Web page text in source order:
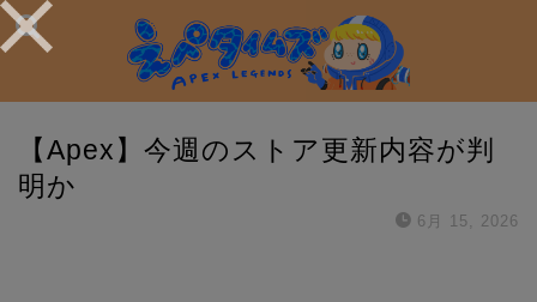
【Apex】今週のストア更新内容が判
明か
6月 15, 2026